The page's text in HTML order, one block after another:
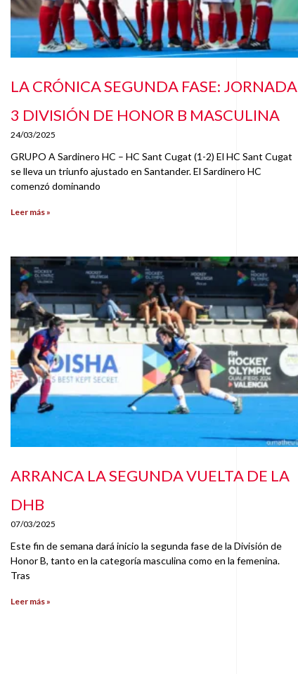
LA CRÓNICA SEGUNDA FASE: JORNADA
3 DIVISIÓN DE HONOR B MASCULINA
24/03/2025
GRUPO A Sardinero HC – HC Sant Cugat (1-2) El HC Sant Cugat
se lleva un triunfo ajustado en Santander. El Sardinero HC
comenzó dominando
Leer más »
ARRANCA LA SEGUNDA VUELTA DE LA
DHB
07/03/2025
Este fin de semana dará inicio la segunda fase de la División de
Honor B, tanto en la categoría masculina como en la femenina.
Tras
Leer más »